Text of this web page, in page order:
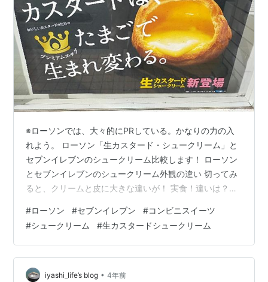
※ローソンでは、大々的にPRしている。かなりの力の入
れよう。 ローソン「生カスタード・シュークリーム」と
セブンイレブンのシュークリーム比較します！ ローソン
とセブンイレブンのシュークリーム外観の違い 切ってみ
ると、クリームと皮に大きな違いが！ 実食！違いは？？
ド・シュークリーム」とセブンイレブンのシュークリー
ム比較します！ ローソンが大々的に PR している生カス
タードシュークリーム。そんなに美味いのか？というこ
とで、早速食べてみました。 ただ、単品で食べても味が
分からないと思ったので、真っ向勝負？！のセブンイレ
#ローソン #セブンイレブン #コンビニスイーツ
#シュークリーム #生カスタードシュークリーム
iyashi_life’s blog • 4年前